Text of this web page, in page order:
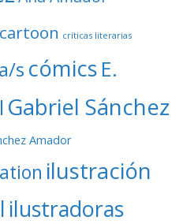
cartoon críticas literarias
s cómics E.
Gabriel Sánchez
Amador
ilustración
ilustradoras